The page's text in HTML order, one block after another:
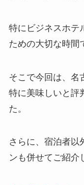
特にビジネスホテ
ための大切な時間
そこで今回は、名
特に美味しいと評
た。
さらに、宿泊者以
ンも併せてご紹介